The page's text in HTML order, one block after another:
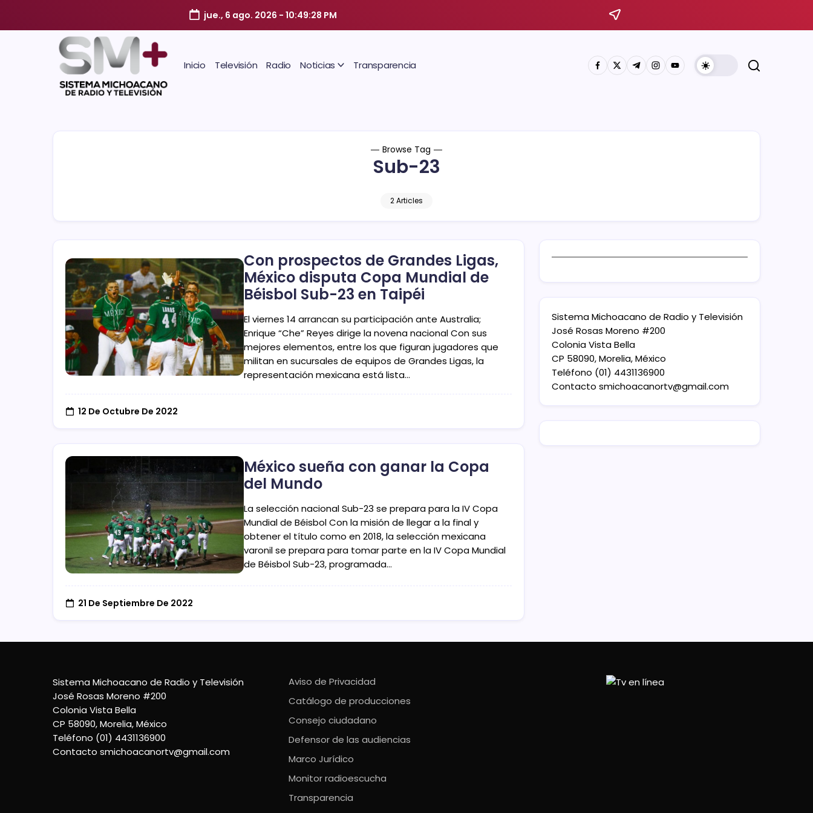
jue., 6 ago. 2026 - 10:49:29 PM
Inicio Televisión Radio Noticias Transparencia
Browse Tag
Sub-23
2 Articles
Con prospectos de Grandes Ligas,
México disputa Copa Mundial de
Béisbol Sub-23 en Taipéi
El viernes 14 arrancan su participación ante Australia;
Enrique “Che” Reyes dirige la novena nacional Con sus
mejores elementos, entre los que figuran jugadores que
militan en sucursales de equipos de Grandes Ligas, la
representación mexicana está lista…
12 De Octubre De 2022
México sueña con ganar la Copa
del Mundo
La selección nacional Sub-23 se prepara para la IV Copa
Mundial de Béisbol Con la misión de llegar a la final y
obtener el título como en 2018, la selección mexicana
varonil se prepara para tomar parte en la IV Copa Mundial
de Béisbol Sub-23, programada…
21 De Septiembre De 2022
Sistema Michoacano de Radio y Televisión
José Rosas Moreno #200
Colonia Vista Bella
CP 58090, Morelia, México
Teléfono (01) 4431136900
Contacto smichoacanortv@gmail.com
Sistema Michoacano de Radio y Televisión
José Rosas Moreno #200
Colonia Vista Bella
CP 58090, Morelia, México
Teléfono (01) 4431136900
Contacto smichoacanortv@gmail.com
Aviso de Privacidad
Catálogo de producciones
Consejo ciudadano
Defensor de las audiencias
Marco Jurídico
Monitor radioescucha
Transparencia